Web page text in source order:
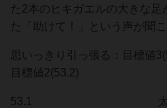
た2本のヒキガエルの大きな足
た「助けて！」という声が聞こ
思いっきり引っ張る：目標値
目標値2(53.2)
53.1 太った1匹が